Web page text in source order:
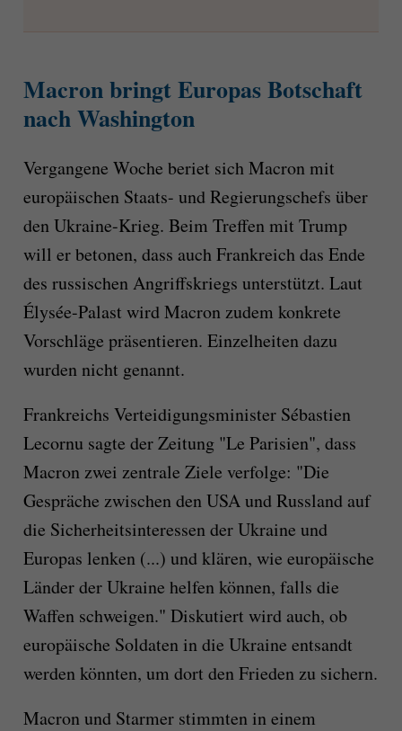
Macron bringt Europas Botschaft
nach Washington
Vergangene Woche beriet sich Macron mit
europäischen Staats- und Regierungschefs über
den Ukraine-Krieg. Beim Treffen mit Trump
will er betonen, dass auch Frankreich das Ende
des russischen Angriffskriegs unterstützt. Laut
Élysée-Palast wird Macron zudem konkrete
Vorschläge präsentieren. Einzelheiten dazu
wurden nicht genannt.
Frankreichs Verteidigungsminister Sébastien
Lecornu sagte der Zeitung "Le Parisien", dass
Macron zwei zentrale Ziele verfolge: "Die
Gespräche zwischen den USA und Russland auf
die Sicherheitsinteressen der Ukraine und
Europas lenken (...) und klären, wie europäische
Länder der Ukraine helfen können, falls die
Waffen schweigen." Diskutiert wird auch, ob
europäische Soldaten in die Ukraine entsandt
werden könnten, um dort den Frieden zu sichern.
Macron und Starmer stimmten in einem